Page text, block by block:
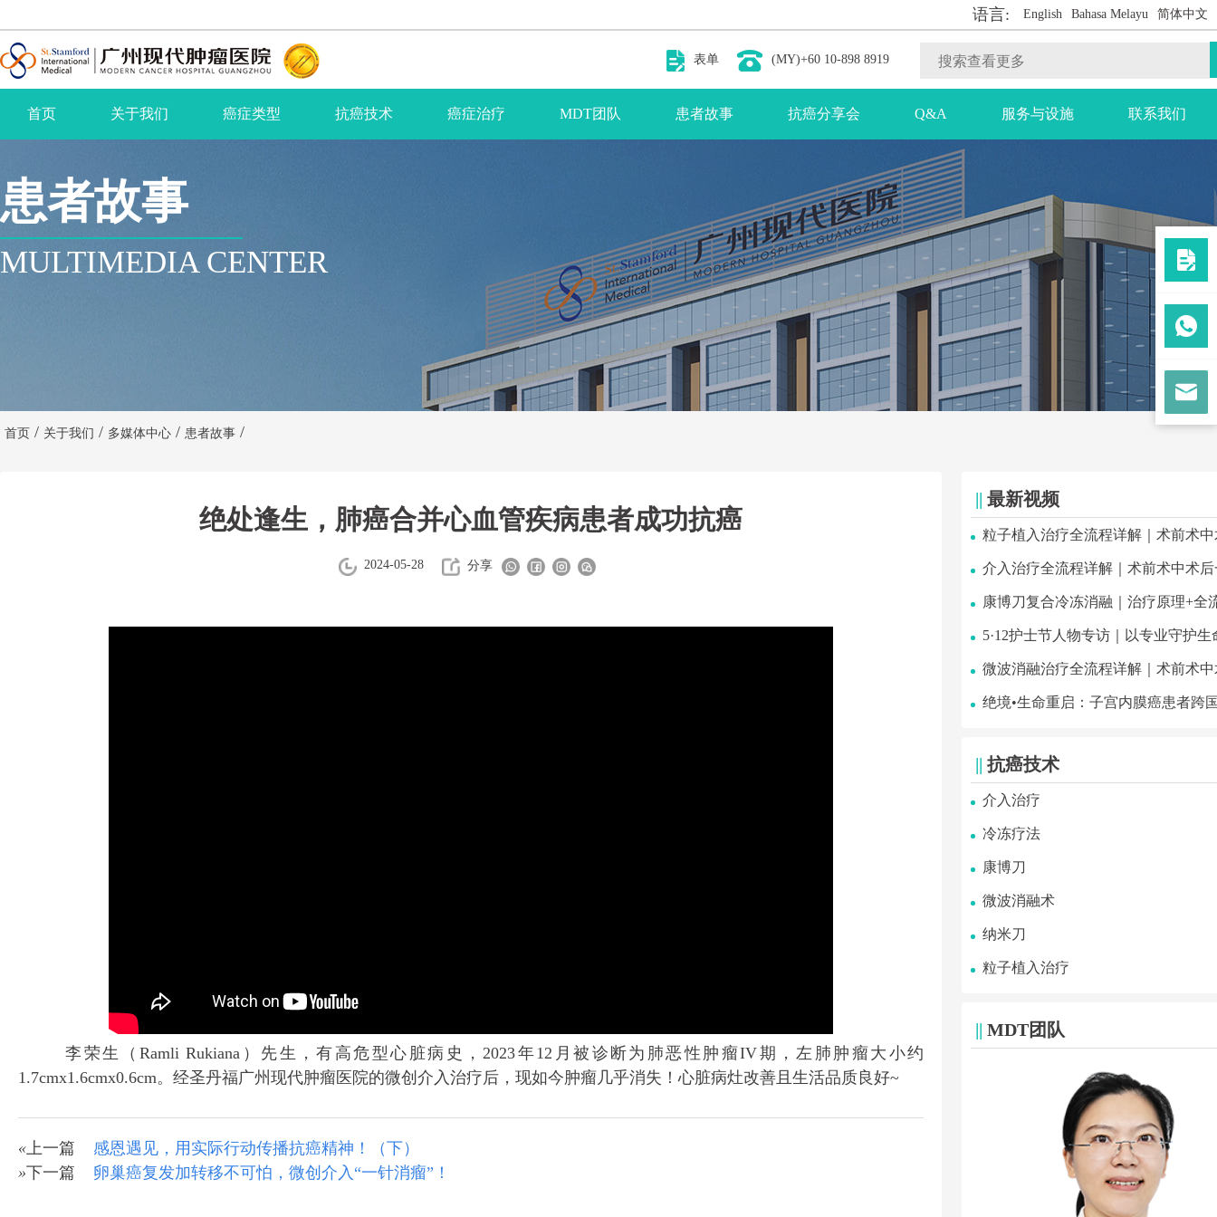
语言: English Bahasa Melayu 简体中文
表单 (MY)+60 10-898 8919
首页 关于我们 癌症类型 抗癌技术 癌症治疗 MDT团队 患者故事 抗癌分享会 Q&A 服务与设施 联系我们
患者故事
MULTIMEDIA CENTER
首页 / 关于我们 / 多媒体中心 / 患者故事 /
|| 最新视频
粒子植入治疗全流程详解｜术前术
介入治疗全流程详解｜术前术中术
康博刀复合冷冻消融｜治疗原理+全
5·12护士节人物专访｜以专业守护生
微波消融治疗全流程详解｜术前术
绝境•生命重启：子宫内膜癌患者跨
|| 抗癌技术
介入治疗
冷冻疗法
康博刀
微波消融术
纳米刀
粒子植入治疗
|| MDT团队
绝处逢生，肺癌合并心血管疾病患者成功抗癌
2024-05-28 分享
李荣生（Ramli Rukiana）先生，有高危型心脏病史，2023年12月被诊断为肺恶性肿瘤IV期，左肺肿瘤大小约
1.7cmx1.6cmx0.6cm。经圣丹福广州现代肿瘤医院的微创介入治疗后，现如今肿瘤几乎消失！心脏病灶改善且生活品质良好~
«上一篇
感恩遇见，用实际行动传播抗癌精神！（下）
»下一篇 卵巢癌复发加转移不可怕，微创介入“一针消瘤”！